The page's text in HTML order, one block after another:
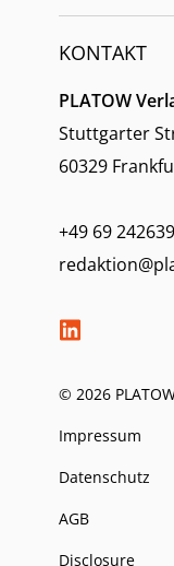
KONTAKT
PLATOW
Stuttgarter
60329
+49 69
© 2026
Impressum
Datenschutz
AGB
Disclosure